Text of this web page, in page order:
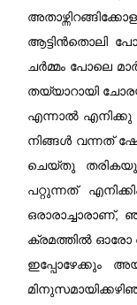
ആട്ടിൻതൊലി
ചർമ്മം പോലെ
തയ്യാറായി
എന്നാൽ എനിക്കു
നിങ്ങൾ വന്നത്
ചെയ്തു
പറ്റുന്നത്
ക്രമത്തിൽ
ഇപ്പോഴേക്കും